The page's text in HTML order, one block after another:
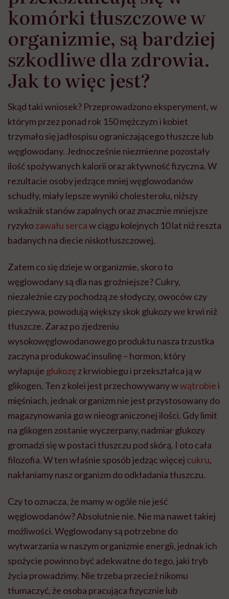
komórki tłuszczowe w
organizmie, są bardziej
szkodliwe dla zdrowia.
Jak to więc jest?
Skąd taki wniosek? Przeprowadzono eksperyment, w
którym przez ponad rok 150 mężczyzn i kobiet
trzymało się jadłospisu ograniczającego tłuszcze lub
węglowodany. Jednocześnie niezmienne pozostały
ilość spożywanych kalorii oraz aktywność fizyczna. W
rezultacie osoby jedzące mniej węglowodanów
schudły, miały lepsze wyniki cholesterolu, niższy
wskaźnik stanów zapalnych oraz znacznie mniejsze
ryzykozawału sercaw ciągu kolejnych 10 lat niż reszta
badanych na diecie niskotłuszczowej.
Zatem co się dzieje w organizmie, skoro to
węglowodany są dla nas groźniejsze? Cukry,
niezależnie czy pochodzą ze słodyczy, owoców czy
pieczywa, powodują większy skok glukozy we krwi niż
tłuszcze. Zaraz po zjedzeniu
wysokowęglowodanowego produktu nasza trzustka
zaczyna produkować insulinę – hormon, który
wyłapuje glukozęz krwiobiegu i przekształca ją w
glikogen. Ten z kolei jest przechowywany wwątrobiei
mięśniach, jednak organizm nie jest przystosowany do
magazynowania go w nieograniczonej ilości. Gdy limit
na glikogen zostanie wyczerpany, nadmiar glukozy
gromadzi się w postaci tłuszczu pod skórą. I oto cała
filozofia. W ten właśnie sposób jedząc więcej cukru,
nakłaniamy nasz organizm do odkładania tłuszczu.
Czy to oznacza, że mamy w ogóle nie jeść
węglowodanów? Absolutnie nie. Nie ma nawet takiej
możliwości. Węglowodany są potrzebne do
wytwarzania w naszym organizmie energii, jednak ich
spożycie powinno być adekwatne do tego, jaki tryb
życia prowadzimy. Nie trzeba przecież nikomu
tłumaczyć, że osoba pracująca fizycznie lub